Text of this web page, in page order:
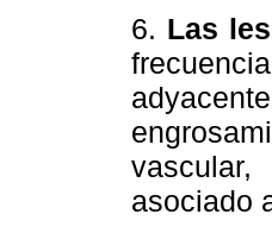
6. Las
asociado